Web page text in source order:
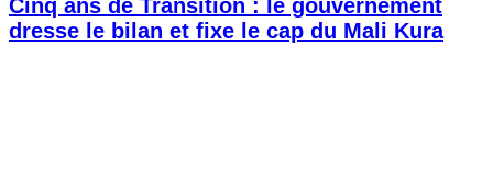
Cinq ans de Transition : le gouvernement
dresse le bilan et fixe le cap du Mali Kura